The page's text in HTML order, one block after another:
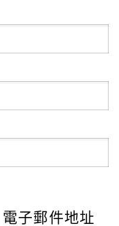
子郵件地址